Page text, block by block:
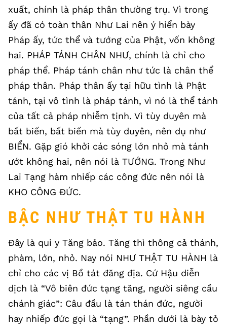
xuất, chính là pháp thân thường trụ. Vì trong
ấy đã có toàn thân Như Lai nên ý hiển bày
Pháp ấy, tức thể và tướng của Phật, vốn không
hai. PHÁP TÁNH CHÂN NHƯ, chính là chỉ cho
pháp thể. Pháp tánh chân như tức là chân thể
pháp thân. Pháp thân ấy tại hữu tình là Phật
tánh, tại vô tình là pháp tánh, vì nó là thể tánh
của tất cả pháp nhiễm tịnh. Vì tùy duyên mà
bất biến, bất biến mà tùy duyên, nên dụ như
BIỂN. Gặp gió khởi các sóng lớn nhỏ mà tánh
ướt không hai, nên nói là TƯỚNG. Trong Như
Lai Tạng hàm nhiếp các công đức nên nói là
KHO CÔNG ĐỨC.
BẬC NHƯ THẬT TU HÀNH
Đây là qui y Tăng bảo. Tăng thì thông cả thánh,
phàm, lớn, nhỏ. Nay nói NHƯ THẬT TU HÀNH là
chỉ cho các vị Bồ tát đăng địa. Cứ Hậu diễn
dịch là “Vô biên đức tạng tăng, người siêng cầu
chánh giác”: Câu đầu là tán thán đức, người
hay nhiếp đức gọi là “tạng”. Phần dưới là bày tỏ